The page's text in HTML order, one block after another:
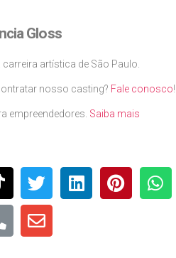
Gloss
artística de São Paulo.
nosso casting? Fale conosco!
empreendedores. Saiba mais